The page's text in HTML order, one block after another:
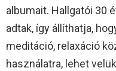
albumait. Hallgatói 30
adtak, így állíthatja,
meditáció, relaxáció
használatra, lehet